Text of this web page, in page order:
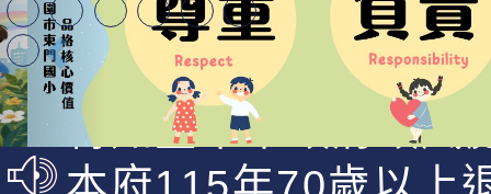
特殊教育學生及幼兒
明手冊(修訂版)與學
說明影片
轉知臺中市政府政風
光城市手牽手，綠能
本府115年70歲以上